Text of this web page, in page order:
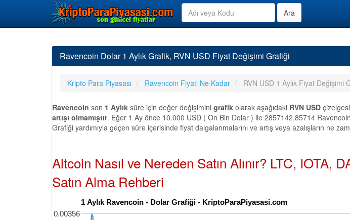
Ravencoin Dolar 1 Aylık Grafik, RVN USD Fiyat Değişimi Grafiği
Kripto Para Piyasası Ravencoin Fiyatı Ne Kadar RVN USD 1 Aylık Fiyat Değişimi
Ravencoin son 1 Aylık süre için değer değişimini grafik olarak aşağıdaki RVN USD
artışı olmamıştır. Eğer 1 Ay önce 10.000 USD ( On Bin Dolar ) ile 2857142,85714
Grafiği yardımıyla geçen süre içerisinde fiyat dalgalanmalarını ve artış veya azalışların ne
Altcoin Nasıl ve Nereden Satın Alınır? LTC,
Satın Alma Rehberi
1 Aylık Ravencoin - Dolar Grafiği - KriptoParaPiyasasi.com
0.00356